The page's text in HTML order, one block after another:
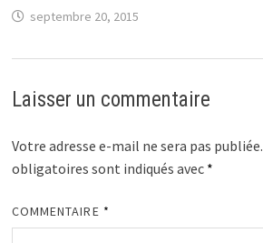
septembre 20, 2015
Laisser un commentaire
Votre adresse e-mail ne sera pas publiée.
obligatoires sont indiqués avec *
COMMENTAIRE *